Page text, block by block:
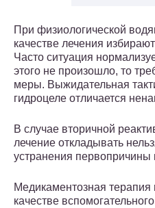
При физиологической
качестве лечения
Часто ситуация
этого не произошло, то
меры. Выжидательная
гидроцеле отличается
В случае вторичной
лечение откладывать
устранения первопричины
Медикаментозная
качестве